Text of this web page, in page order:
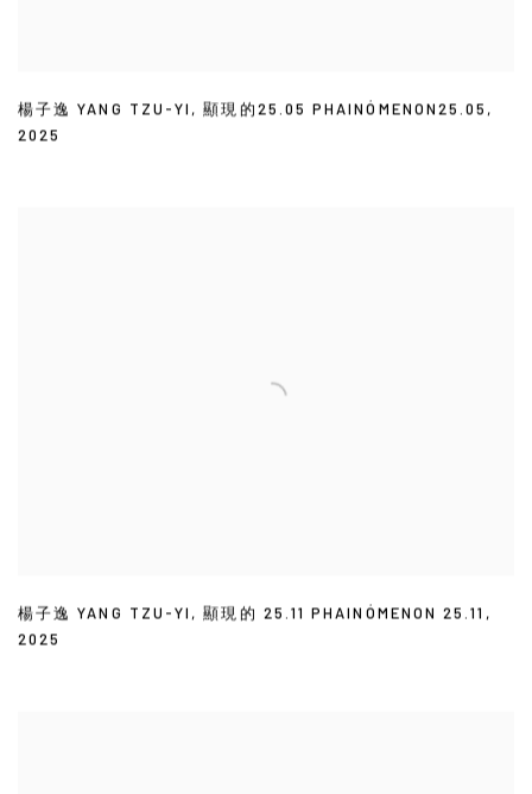
楊子逸 YANG TZU-YI,顯現的25.05 PHAINÓMENON25.05,
2025
楊子逸 YANG TZU-YI ,顯現的 25.11 PHAINÓMENON 25.11 ,
2025